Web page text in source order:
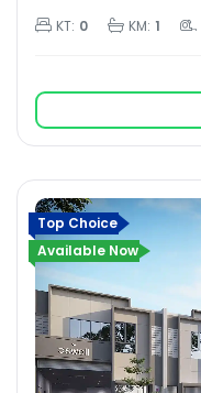
KT: 0 KM: 1
Top Choice
Available Now